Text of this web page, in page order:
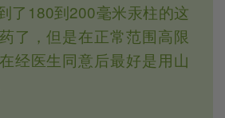
了180到200毫米汞柱的这
了，但是在正常范围高限
经医生同意后最好是用山